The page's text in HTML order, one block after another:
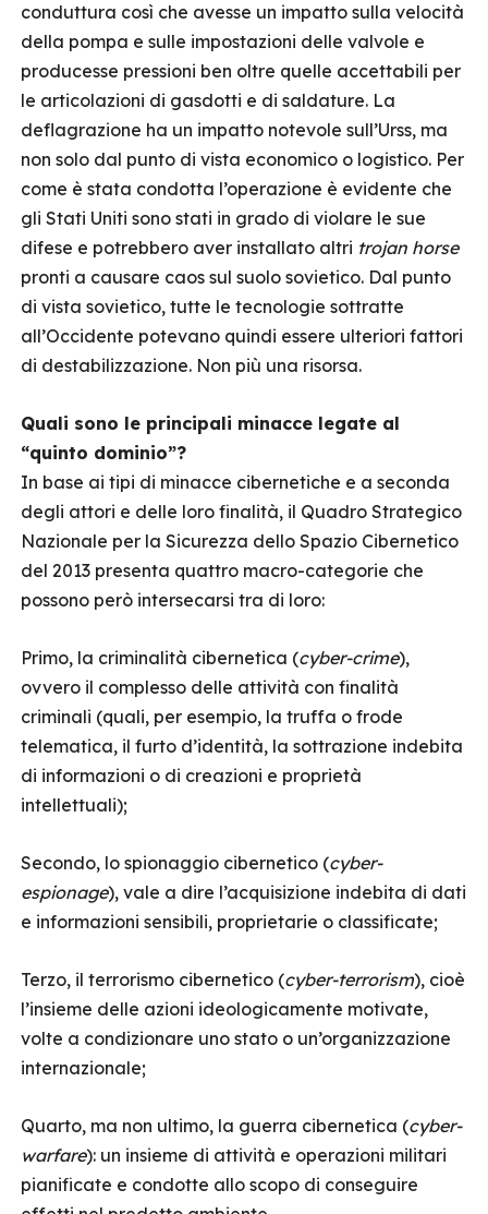
conduttura così che avesse un impatto sulla velocità
della pompa e sulle impostazioni delle valvole e
producesse pressioni ben oltre quelle accettabili per
le articolazioni di gasdotti e di saldature. La
deflagrazione ha un impatto notevole sull’Urss, ma
non solo dal punto di vista economico o logistico. Per
come è stata condotta l’operazione è evidente che
gli Stati Uniti sono stati in grado di violare le sue
difese e potrebbero aver installato altri trojan horse
pronti a causare caos sul suolo sovietico. Dal punto
di vista sovietico, tutte le tecnologie sottratte
all’Occidente potevano quindi essere ulteriori fattori
di destabilizzazione. Non più una risorsa.
Quali sono le principali minacce legate al
“quinto dominio”?
In base ai tipi di minacce cibernetiche e a seconda
degli attori e delle loro finalità, il Quadro Strategico
Nazionale per la Sicurezza dello Spazio Cibernetico
del 2013 presenta quattro macro-categorie che
possono però intersecarsi tra di loro:
Primo, la criminalità cibernetica (cyber-crime),
ovvero il complesso delle attività con finalità
criminali (quali, per esempio, la truffa o frode
telematica, il furto d’identità, la sottrazione indebita
di informazioni o di creazioni e proprietà
intellettuali);
Secondo, lo spionaggio cibernetico (cyber-
espionage), vale a dire l’acquisizione indebita di dati
e informazioni sensibili, proprietarie o classificate;
Terzo, il terrorismo cibernetico (cyber-terrorism), cioè
l’insieme delle azioni ideologicamente motivate,
volte a condizionare uno stato o un’organizzazione
internazionale;
Quarto, ma non ultimo, la guerra cibernetica (cyber-
warfare): un insieme di attività e operazioni militari
pianificate e condotte allo scopo di conseguire